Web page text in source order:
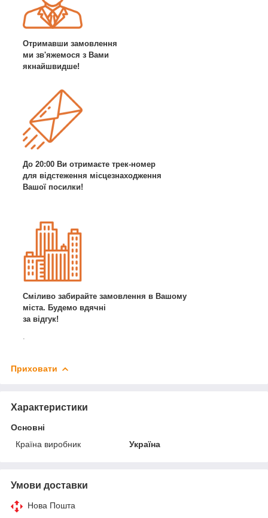
Отримавши замовлення
ми зв'яжемося з Вами
якнайшвидше!
До 20:00 Ви отримаєте трек-номер
для відстеження місцезнаходження
Вашої посилки!
Сміливо забирайте замовлення в Вашому
міста. Будемо вдячні
за відгук!
Приховати
Характеристики
Основні
Країна виробник
Україна
Умови доставки
Нова Пошта